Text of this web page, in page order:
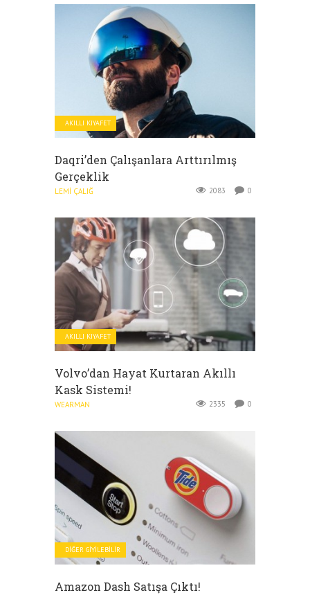
AKILLI KIYAFET
Daqri’den Çalışanlara Arttırılmış
Gerçeklik
LEMI ÇALIĞ 2083 0
AKILLI KIYAFET
Volvo’dan Hayat Kurtaran Akıllı
Kask Sistemi!
WEARMAN 2335 0
DIĞER GIYILEBILIR
Amazon Dash Satışa Çıktı!